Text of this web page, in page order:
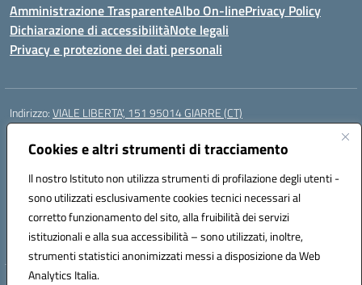
Cookies e altri strumenti di tracciamento
Il nostro Istituto non utilizza strumenti di profilazione degli utenti -
sono utilizzati esclusivamente cookies tecnici necessari al
corretto funzionamento del sito, alla fruibilità dei servizi
istituzionali e alla sua accessibilità – sono utilizzati, inoltre,
strumenti statistici anonimizzati messi a disposizione da Web
Analytics Italia.
Amministrazione TrasparenteAlbo On-linePrivacy Policy
Dichiarazione di accessibilitàNote legali
Privacy e protezione dei dati personali
Indirizzo:VIALE LIBERTA’, 151 95014 GIARRE (CT)
Centralino:
Posta elettronica certificata (PEC):ctmm151004@pec.istruzione.it
Codice fiscale: 92032760875
Codice meccanografico:CTMM151004
Codice Indice delle Pubbliche Amministrazioni (IPA): cpiacd
Codice unico di fatturazione (CUF): UF783Q